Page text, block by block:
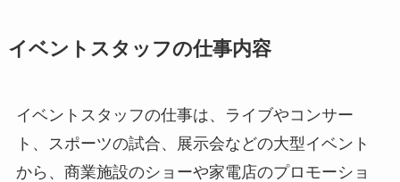
イベントスタッフの仕事内容
イベントスタッフの仕事は、ライブやコンサー
ト、スポーツの試合、展示会などの大型イベント
から、商業施設のショーや家電店のプロモーショ